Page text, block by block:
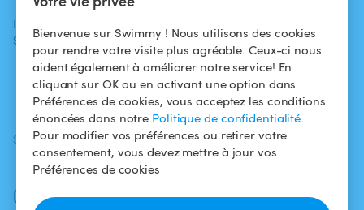
Bienvenue sur Swimmy ! Nous utilisons des cookies
pour rendre votre visite plus agréable. Ceux-ci nous
aident également à améliorer notre service! En
cliquant sur OK ou en activant une option dans
Préférences de cookies, vous acceptez les conditions
énoncées dans notre Politique de confidentialité.
Pour modifier vos préférences ou retirer votre
consentement, vous devez mettre à jour vos
Préférences de cookies
L'aventure
Swimmy
Louer ma piscine
Comment ça
marche ?
confidentialité
Mentions légales
SUIVEZ-NOUS
Facebook
Instagram
TÉLÉCHARGEZ L'APP